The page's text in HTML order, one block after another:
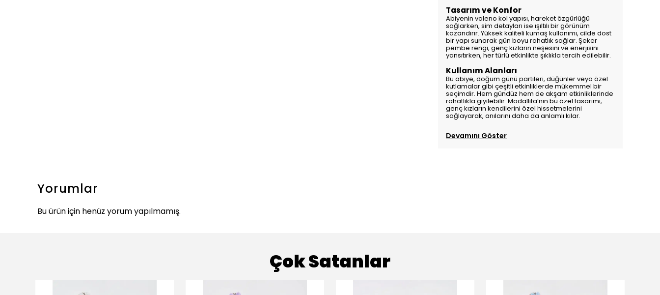
Tasarım ve Konfor
Abiyenin valeno kol yapısı, hareket özgürlüğü
sağlarken, sim detayları ise ışıltılı bir görünüm
kazandırır. Yüksek kaliteli kumaş kullanımı, cilde dost
bir yapı sunarak gün boyu rahatlık sağlar. Şeker
pembe rengi, genç kızların neşesini ve enerjisini
yansıtırken, her türlü etkinlikte şıklıkla tercih edilebilir.
Kullanım Alanları
Bu abiye, doğum günü partileri, düğünler veya özel
kutlamalar gibi çeşitli etkinliklerde mükemmel bir
seçimdir. Hem gündüz hem de akşam etkinliklerinde
rahatlıkla giyilebilir. Modallita’nın bu özel tasarımı,
genç kızların kendilerini özel hissetmelerini
sağlayarak, anılarını daha da anlamlı kılar.
Devamını Göster
Yorumlar
Bu ürün için henüz yorum yapılmamış.
Çok Satanlar